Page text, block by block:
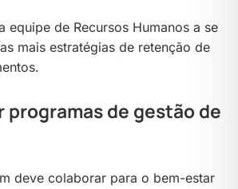
equipe de Recursos Humanos a se
mais estratégias de retenção de
programas de gestão de
deve colaborar para o bem-estar